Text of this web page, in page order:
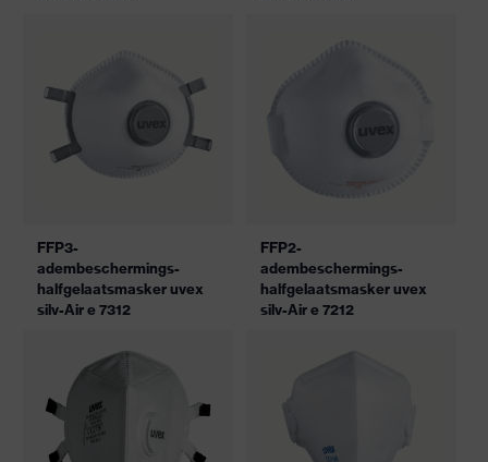
FFP3-
adembeschermings-
halfgelaatsmasker uvex
silv-Air e 7312
FFP2-
adembeschermings-
halfgelaatsmasker uvex
silv-Air e 7212